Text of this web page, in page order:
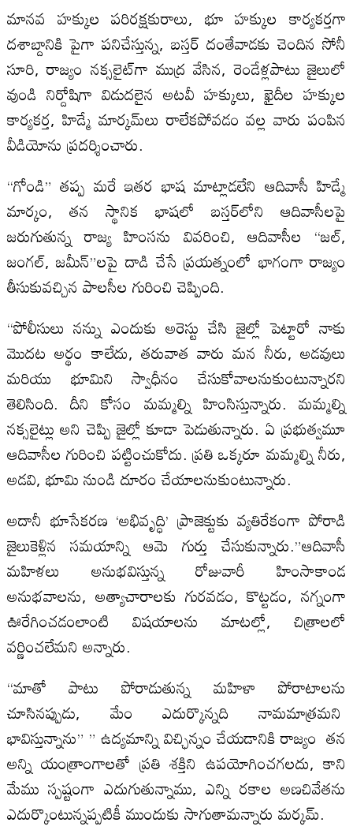
మానవ హక్కుల పరిరక్షకురాలు, భూ హక్కుల కార్యకర్తగా
దశాబ్దానికి పైగా పనిచేస్తున్న, బస్తర్ దంతేవాడకు చెందిన సోనీ
సూరి, రాజ్యం నక్సలైట్‌గా ముద్ర వేసిన, రెండేళ్లపాటు జైలులో
వుండి నిర్దోషిగా విడుదలైన అటవీ హక్కులు, ఖైదీల హక్కుల
కార్యకర్త, హిడ్మే మార్కమ్‌లు రాలేకపోవడం వల్ల వారు పంపిన
వీడియోను ప్రదర్శించారు.
“గోండి” తప్ప మరే ఇతర భాష మాట్లాడలేని ఆదివాసీ హిడ్మే
మార్కం, తన స్థానిక భాషలో బస్తర్‌లోని ఆదివాసీలపై
జరుగుతున్న రాజ్య హింసను వివరించి, ఆదివాసీల “జల్,
జంగల్, జమీన్”లపై దాడి చేసే ప్రయత్నంలో భాగంగా రాజ్యం
తీసుకువచ్చిన పాలసీల గురించి చెప్పింది.
“పోలీసులు నన్ను ఎందుకు అరెస్టు చేసి జైల్లో పెట్టారో నాకు
మొదట అర్థం కాలేదు, తరువాత వారు మన నీరు, అడవులు
మరియు భూమిని స్వాధీనం చేసుకోవాలనుకుంటున్నారని
తెలిసింది. దీని కోసం మమ్మల్ని హింసిస్తున్నారు. మమ్మల్ని
నక్సలైట్లు అని చెప్పి జైల్లో కూడా పెడుతున్నారు. ఏ ప్రభుత్వమూ
ఆదివాసీల గురించి పట్టించుకోదు. ప్రతి ఒక్కరూ మమ్మల్ని నీరు,
అడవి, భూమి నుండి దూరం చేయాలనుకుంటున్నారు.
అదానీ భూసేకరణ ‘అభివృద్ధి’ ప్రాజెక్టుకు వ్యతిరేకంగా పోరాడి
జైలుకెళ్లిన సమయాన్ని ఆమె గుర్తు చేసుకున్నారు.”ఆదివాసీ
మహిళలు అనుభవిస్తున్న రోజువారీ హింసాకాండ
అనుభవాలను, అత్యాచారాలకు గురవడం, కొట్టడం, నగ్నంగా
ఊరేగించడంలాంటి విషయాలను మాటల్లో, చిత్రాలలో
వర్ణించలేమని అన్నారు.
“మాతో పాటు పోరాడుతున్న మహిళా పోరాటాలను
చూసినప్పుడు, మేం ఎదుర్కొన్నది నామమాత్రమని
భావిస్తున్నాను” ” ఉద్యమాన్ని విచ్ఛిన్నం చేయడానికి రాజ్యం తన
అన్ని యంత్రాంగాలతో ప్రతి శక్తిని ఉపయోగించగలదు, కాని
మేము స్పష్టంగా ఎదుగుతున్నాము, ఎన్ని రకాల అణచివేతను
ఎదుర్కొంటున్నప్పటికీ ముందుకు సాగుతామన్నారు మర్కమ్.